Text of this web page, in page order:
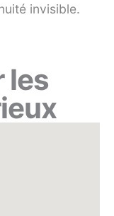
invisible.
les